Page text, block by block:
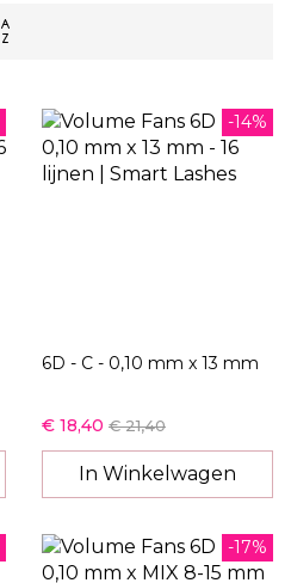
Van
sorteren
-14%
6D - C - 0,10 mm x 13 mm
€ 18,40 € 21,40
In Winkelwagen
-17%